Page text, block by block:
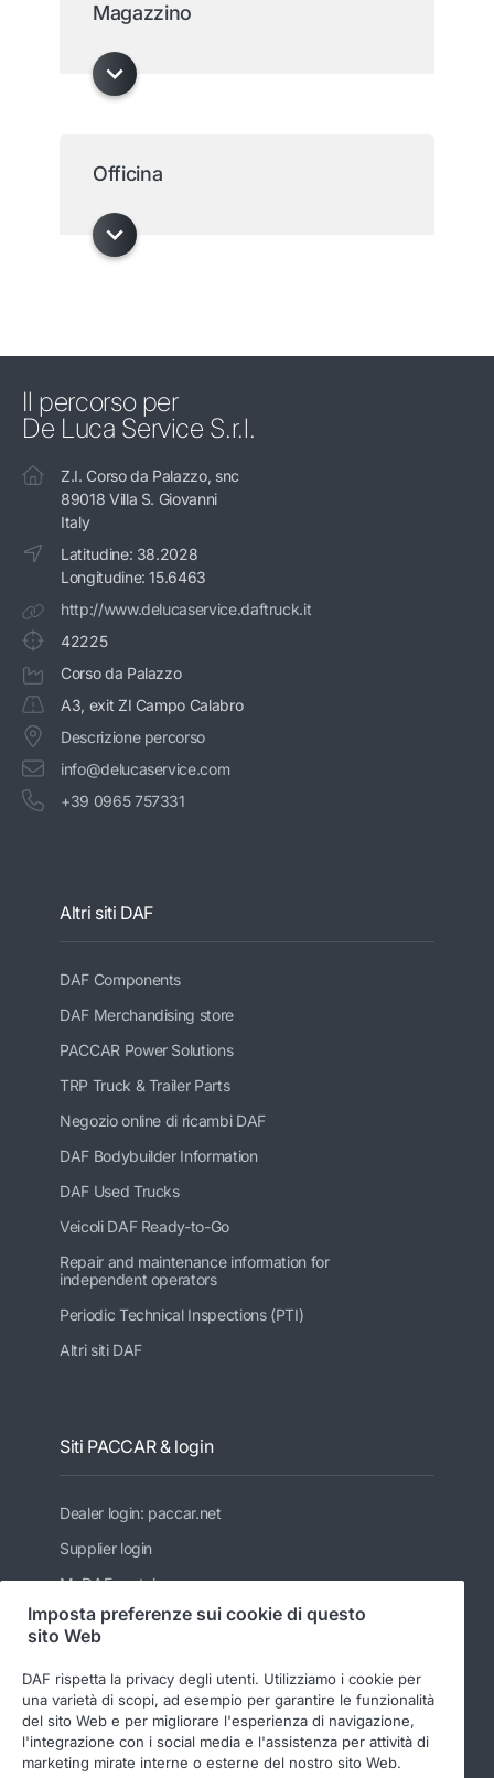
Magazzino
Officina
Il percorso per
De Luca Service S.r.l.
Z.I. Corso da Palazzo, snc
89018 Villa S. Giovanni
Italy
Latitudine: 38.2028
Longitudine: 15.6463
http://www.delucaservice.daftruck.it
42225
Corso da Palazzo
A3, exit ZI Campo Calabro
Descrizione percorso
info@delucaservice.com
+39 0965 757331
Altri siti DAF
DAF Components
DAF Merchandising store
PACCAR Power Solutions
TRP Truck & Trailer Parts
Negozio online di ricambi DAF
DAF Bodybuilder Information
DAF Used Trucks
Veicoli DAF Ready-to-Go
Repair and maintenance information for
independent operators
Periodic Technical Inspections (PTI)
Altri siti DAF
Siti PACCAR & login
Dealer login: paccar.net
Supplier login
MyDAF portal
PACCAR
Peterbilt
Leyland Trucks Ltd
Imposta preferenze sui cookie di questo
sito Web
DAF rispetta la privacy degli utenti. Utilizziamo i cookie per
una varietà di scopi, ad esempio per garantire le funzionalità
del sito Web e per migliorare l'esperienza di navigazione,
l'integrazione con i social media e l'assistenza per attività di
marketing mirate interne o esterne del nostro sito Web.